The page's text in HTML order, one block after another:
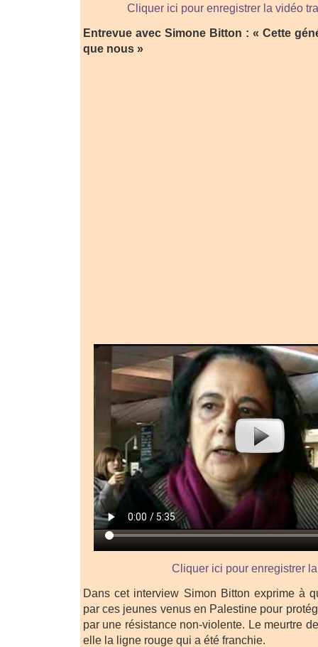
Cliquer ici pour enregistrer la vidéo
Entrevue avec Simone Bitton : « Cette
que nous »
Cliquer ici pour enregistrer
Dans cet interview Simon Bitton exprime à
par ces jeunes venus en Palestine pour
par une résistance non-violente. Le meurtre
elle la ligne rouge qui a été franchie.